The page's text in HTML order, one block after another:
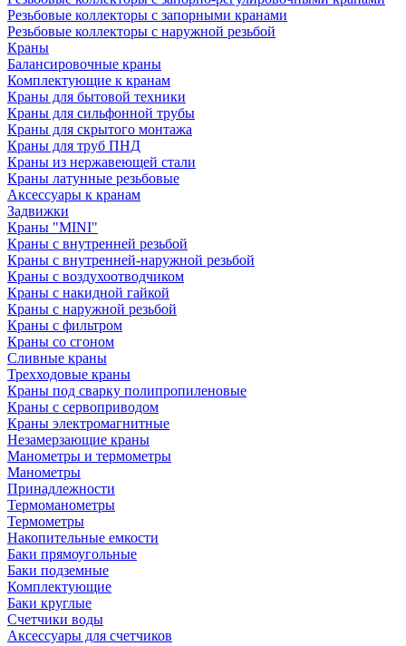
Резьбовые коллекторы с запорными кранами
Резьбовые коллекторы с наружной резьбой
Краны
Балансировочные краны
Комплектующие к кранам
Краны для бытовой техники
Краны для сильфонной трубы
Краны для скрытого монтажа
Краны для труб ПНД
Краны из нержавеющей стали
Краны латунные резьбовые
Аксессуары к кранам
Задвижки
Краны "MINI"
Краны с внутренней резьбой
Краны с внутренней-наружной резьбой
Краны с воздухоотводчиком
Краны с накидной гайкой
Краны с наружной резьбой
Краны с фильтром
Краны со сгоном
Сливные краны
Трехходовые краны
Краны под сварку полипропиленовые
Краны с сервоприводом
Краны электромагнитные
Незамерзающие краны
Манометры и термометры
Манометры
Принадлежности
Термоманометры
Термометры
Накопительные емкости
Баки прямоугольные
Баки подземные
Комплектующие
Баки круглые
Счетчики воды
Аксессуары для счетчиков